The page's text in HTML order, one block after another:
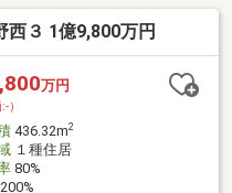
土地探しなど不動産の事な
ーンといった資金計画も
ださい！
西３ 1億9,800万円
万円
）
436.32m2
１種住居
80%